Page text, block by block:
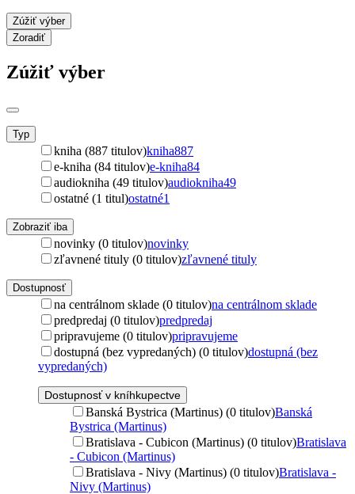
Zúžiť výber
Zoradiť
Zúžiť výber
Typ
kniha (887 titulov)kniha887
e-kniha (84 titulov)e-kniha84
audiokniha (49 titulov)audiokniha49
ostatné (1 titul)ostatné1
Zobraziť iba
novinky (0 titulov)novinky
zľavnené tituly (0 titulov)zľavnené tituly
Dostupnosť
na centrálnom sklade (0 titulov)na centrálnom sklade
predpredaj (0 titulov)predpredaj
pripravujeme (0 titulov)pripravujeme
dostupná (bez vypredaných) (0 titulov)dostupná (bez
vypredaných)
Dostupnosť v kníhkupectve
Banská Bystrica (Martinus) (0 titulov)Banská
Bystrica (Martinus)
Bratislava - Cubicon (Martinus) (0 titulov)Bratislava
- Cubicon (Martinus)
Bratislava - Nivy (Martinus) (0 titulov)Bratislava -
Nivy (Martinus)